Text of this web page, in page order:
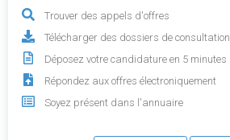
Trouver des appels d'offres
Télécharger des dossiers de consultation
Déposez votre candidature en 5 minutes
Répondez aux offres électroniquement
Soyez présent dans l'annuaire